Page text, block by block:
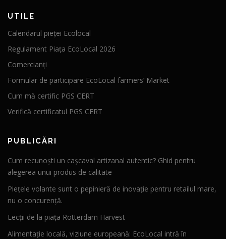
UTILE
Calendarul pieței Ecolocal
Regulament Piața EcoLocal 2026
Comercianți
Formular de participare EcoLocal farmers’ Market
Cum mă certific PGS CERT
Verifică certificatul PGS CERT
PUBLICĂRI
Cum recunoști un cașcaval artizanal autentic? Ghid pentru
alegerea unui produs de calitate
Piețele volante sunt o pepinieră de inovație pentru retailul mare,
nu o concurență.
Lecții de la piața Rotterdam Harvest
Alimentație locală, viziune europeană: EcoLocal intră în